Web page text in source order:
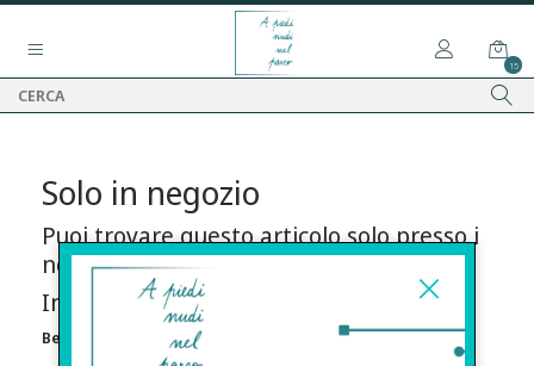
15
Solo in negozio
Puoi trovare questo articolo solo presso i
nostri punti vendita:
Info contatti
Before s.r.l.s.